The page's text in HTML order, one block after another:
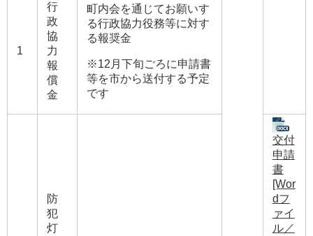
1
行
政
協
力
報
償
金
町内会を通じてお願いす
る行政協力役務等に対す
る報奨金
※12月下旬ごろに申請書
等を市から送付する予定
です
防
犯
灯
交付
申請
書
[Wor
dフ
ァイ
ル／